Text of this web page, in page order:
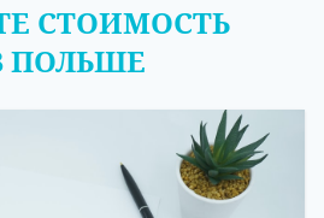
СТОИМОСТЬ
ПОЛЬШЕ